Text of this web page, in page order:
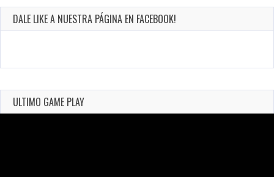
DALE LIKE A NUESTRA PÁGINA EN FACEBOOK!
ULTIMO GAME PLAY